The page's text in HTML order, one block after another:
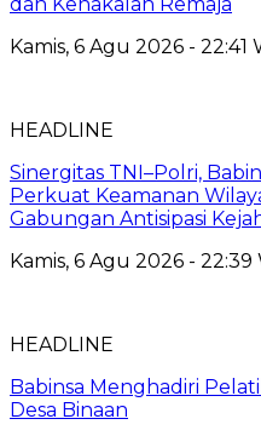
Kamis, 6 Agu 2026 - 22:41
HEADLINE
Sinergitas TNI–Polri,
Perkuat Keamanan
Gabungan Antisipasi
Kamis, 6 Agu 2026 - 22:39
HEADLINE
Babinsa Menghadiri
Desa Binaan